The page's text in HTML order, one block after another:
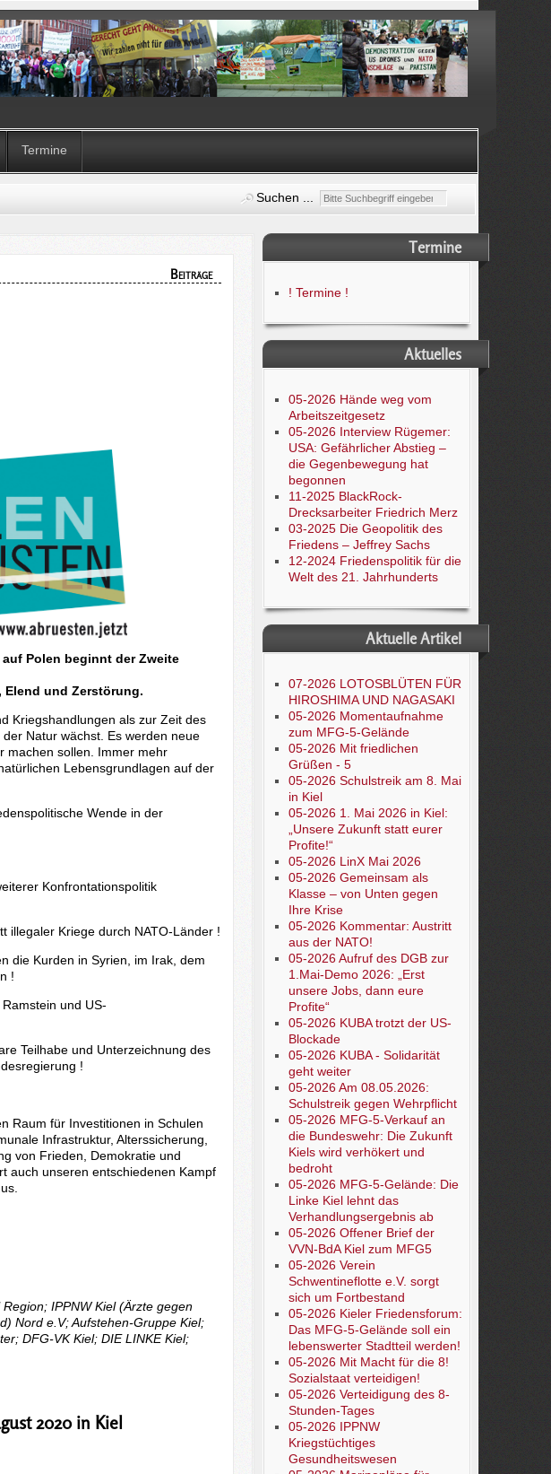
Termine
Suchen ...
Beiträge
Polen beginnt der Zweite
Elend und Zerstörung.
Kriegshandlungen als zur Zeit des
Natur wächst. Es werden neue
machen sollen. Immer mehr
Lebensgrundlagen auf der
Wende in der
Konfrontationspolitik
illegaler Kriege durch NATO-Länder !
die Kurden in Syrien, im Irak, dem
!
und US-
Teilhabe und Unterzeichnung des
!
Raum für Investitionen in Schulen
Infrastruktur, Alterssicherung,
von Frieden, Demokratie und
auch unseren entschiedenen Kampf
IPPNW Kiel (Ärzte gegen
Nord e.V; Aufstehen-Gruppe Kiel;
DFG-VK Kiel; DIE LINKE Kiel;
2020 in Kiel
Termine
! Termine !
Aktuelles
05-2026 Hände weg vom
Arbeitszeitgesetz
05-2026 Interview Rügemer:
USA: Gefährlicher Abstieg –
die Gegenbewegung hat
begonnen
11-2025 BlackRock-
Drecksarbeiter Friedrich Merz
03-2025 Die Geopolitik des
Friedens – Jeffrey Sachs
12-2024 Friedenspolitik für die
Welt des 21. Jahrhunderts
Aktuelle Artikel
07-2026 LOTOSBLÜTEN FÜR
HIROSHIMA UND NAGASAKI
05-2026 Momentaufnahme
zum MFG-5-Gelände
05-2026 Mit friedlichen
Grüßen - 5
05-2026 Schulstreik am 8. Mai
in Kiel
05-2026 1. Mai 2026 in Kiel:
„Unsere Zukunft statt eurer
Profite!“
05-2026 LinX Mai 2026
05-2026 Gemeinsam als
Klasse – von Unten gegen
Ihre Krise
05-2026 Kommentar: Austritt
aus der NATO!
05-2026 Aufruf des DGB zur
1.Mai-Demo 2026: „Erst
unsere Jobs, dann eure
Profite“
05-2026 KUBA trotzt der US-
Blockade
05-2026 KUBA - Solidarität
geht weiter
05-2026 Am 08.05.2026:
Schulstreik gegen Wehrpflicht
05-2026 MFG-5-Verkauf an
die Bundeswehr: Die Zukunft
Kiels wird verhökert und
bedroht
05-2026 MFG-5-Gelände: Die
Linke Kiel lehnt das
Verhandlungsergebnis ab
05-2026 Offener Brief der
VVN-BdA Kiel zum MFG5
05-2026 Verein
Schwentineflotte e.V. sorgt
sich um Fortbestand
05-2026 Kieler Friedensforum:
Das MFG-5-Gelände soll ein
lebenswerter Stadtteil werden!
05-2026 Mit Macht für die 8!
Sozialstaat verteidigen!
05-2026 Verteidigung des 8-
Stunden-Tages
05-2026 IPPNW
Kriegstüchtiges
Gesundheitswesen